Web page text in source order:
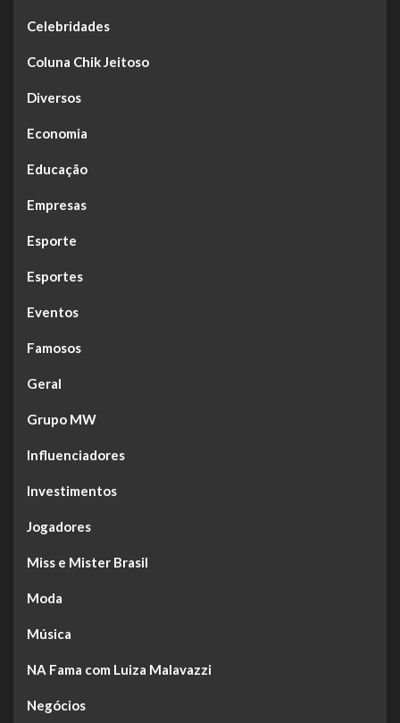
Celebridades
Coluna Chik Jeitoso
Diversos
Economia
Educação
Empresas
Esporte
Esportes
Eventos
Famosos
Geral
Grupo MW
Influenciadores
Investimentos
Jogadores
Miss e Mister Brasil
Moda
Música
NA Fama com Luiza Malavazzi
Negócios